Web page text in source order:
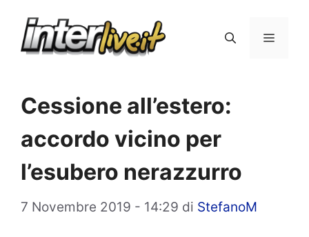
Menu
Cessione all’estero:
accordo vicino per
l’esubero nerazzurro
7 Novembre 2019 - 14:29 di StefanoM